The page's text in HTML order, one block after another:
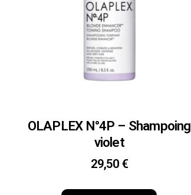
OLAPLEX N°4P – Shampoing
violet
29,50 €